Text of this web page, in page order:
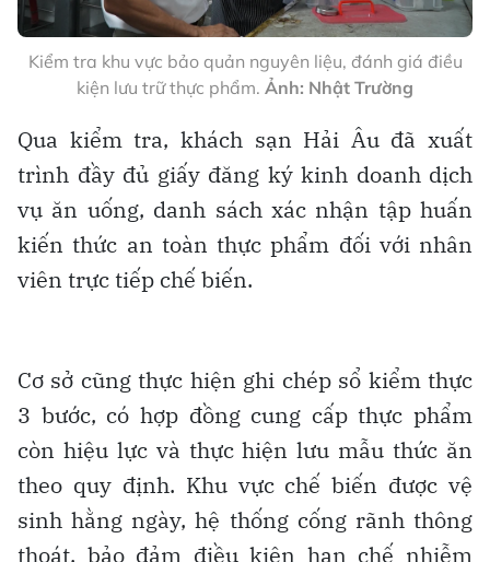
Kiểm tra khu vực bảo quản nguyên liệu, đánh giá điều
kiện lưu trữ thực phẩm. Ảnh: Nhật Trường
Qua kiểm tra, khách sạn Hải Âu đã xuất
trình đầy đủ giấy đăng ký kinh doanh dịch
vụ ăn uống, danh sách xác nhận tập huấn
kiến thức an toàn thực phẩm đối với nhân
viên trực tiếp chế biến.
Cơ sở cũng thực hiện ghi chép sổ kiểm thực
3 bước, có hợp đồng cung cấp thực phẩm
còn hiệu lực và thực hiện lưu mẫu thức ăn
theo quy định. Khu vực chế biến được vệ
sinh hằng ngày, hệ thống cống rãnh thông
thoát, bảo đảm điều kiện hạn chế nhiễm